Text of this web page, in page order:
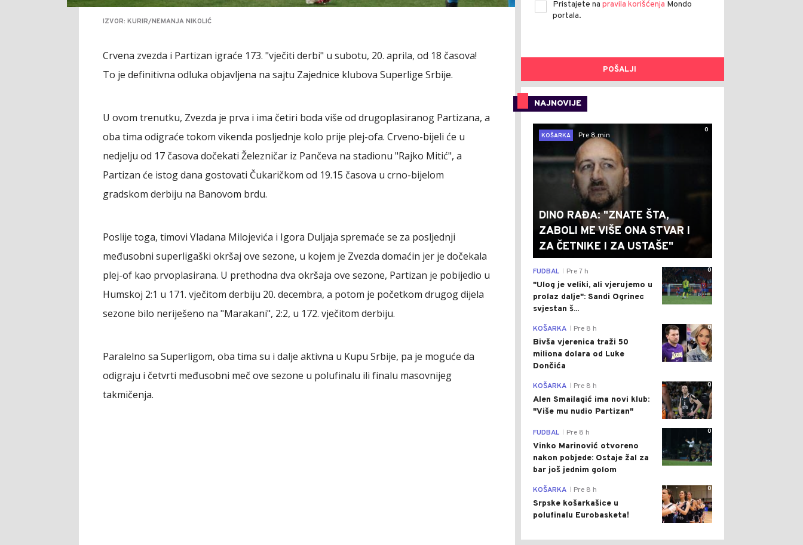
IZVOR: KURIR/NEMANJA NIKOLIĆ
Crvena zvezda i Partizan igraće 173. "vječiti derbi" u subotu, 20. aprila, od 18 časova!
To je definitivna odluka objavljena na sajtu Zajednice klubova Superlige Srbije.
U ovom trenutku, Zvezda je prva i ima četiri boda više od drugoplasiranog Partizana, a
oba tima odigraće tokom vikenda posljednje kolo prije plej-ofa. Crveno-bijeli će u
nedjelju od 17 časova dočekati Železničar iz Pančeva na stadionu "Rajko Mitić", a
Partizan će istog dana gostovati Čukaričkom od 19.15 časova u crno-bijelom
gradskom derbiju na Banovom brdu.
Poslije toga, timovi Vladana Milojevića i Igora Duljaja spremaće se za posljednji
međusobni superligaški okršaj ove sezone, u kojem je Zvezda domaćin jer je dočekala
plej-of kao prvoplasirana. U prethodna dva okršaja ove sezone, Partizan je pobijedio u
Humskoj 2:1 u 171. vječitom derbiju 20. decembra, a potom je početkom drugog dijela
sezone bilo neriješeno na "Marakani", 2:2, u 172. vječitom derbiju.
Paralelno sa Superligom, oba tima su i dalje aktivna u Kupu Srbije, pa je moguće da
odigraju i četvrti međusobni meč ove sezone u polufinalu ili finalu masovnijeg
takmičenja.
Pristajete na pravila korišćenja Mondo
portala.
POŠALJI
NAJNOVIJE
0
KOŠARKA
Pre 8 min
DINO RAĐA: "ZNATE ŠTA,
ZABOLI ME VIŠE ONA STVAR I
ZA ČETNIKE I ZA USTAŠE"
0
FUDBAL Pre 7 h
"Ulog je veliki, ali vjerujemo u
prolaz dalje": Sandi Ogrinec
svjestan š...
0
KOŠARKA Pre 8 h
Bivša vjerenica traži 50
miliona dolara od Luke
Dončića
0
KOŠARKA Pre 8 h
Alen Smailagić ima novi klub:
"Više mu nudio Partizan"
0
FUDBAL Pre 8 h
Vinko Marinović otvoreno
nakon pobjede: Ostaje žal za
bar još jednim golom
0
KOŠARKA Pre 8 h
Srpske košarkašice u
polufinalu Eurobasketa!